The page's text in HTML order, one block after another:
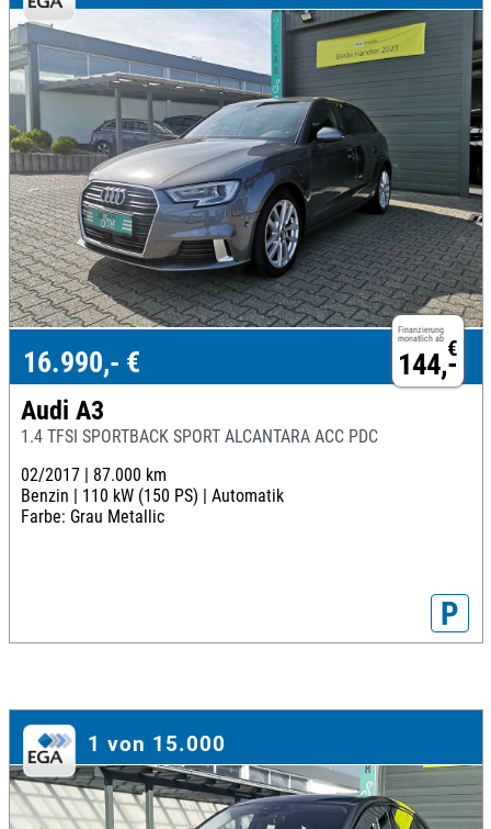
Finanzierung
monatlich ab €
144,-
16.990,- €
Audi A3
1.4 TFSI SPORTBACK SPORT ALCANTARA ACC PDC
02/2017 | 87.000 km
Benzin | 110 kW (150 PS) | Automatik
Farbe: Grau Metallic
P
1 von 15.000